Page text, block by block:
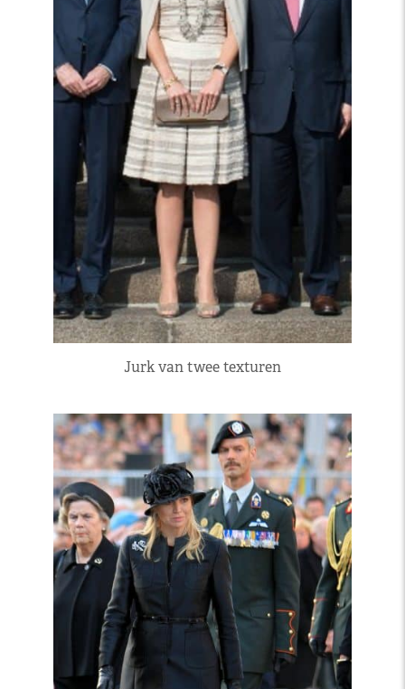
Jurk van twee texturen